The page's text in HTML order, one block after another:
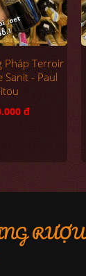
Pháp Terroir
Sanit - Paul
đ
RƯỢU